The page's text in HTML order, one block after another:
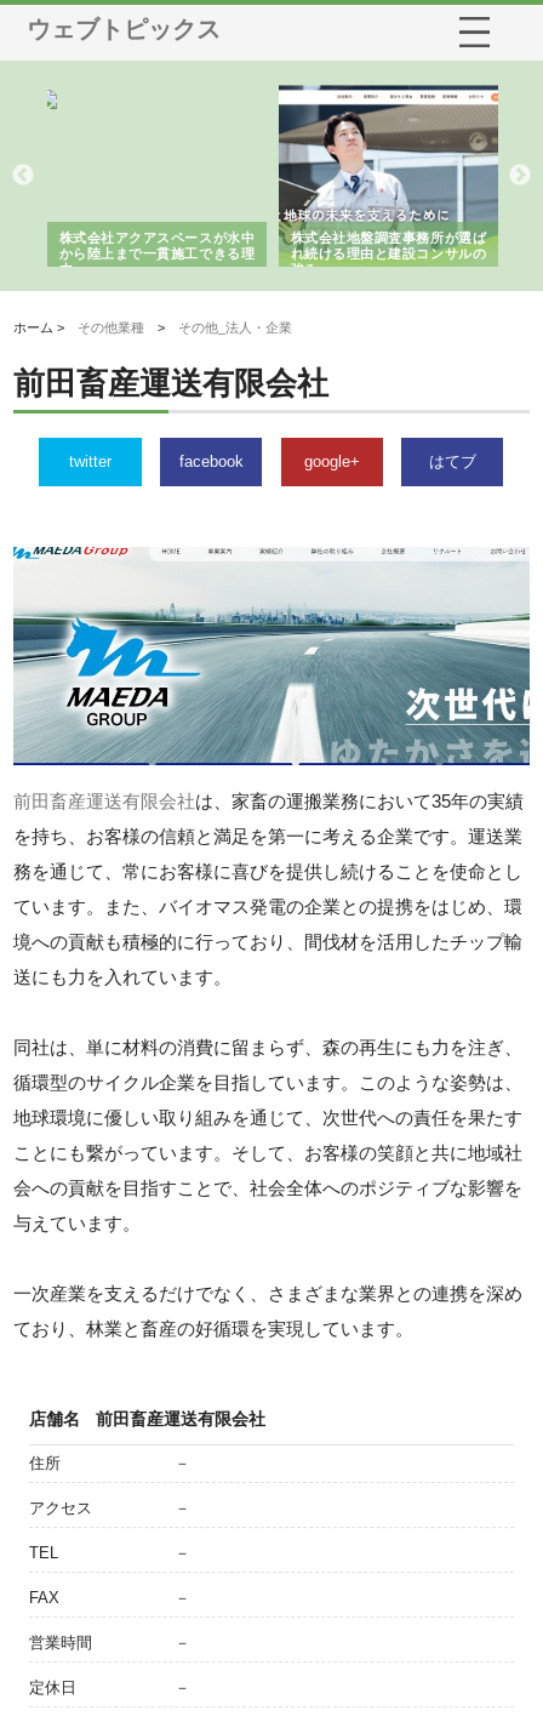
ウェブトピックス
株式会社アクアスペースが水中
から陸上まで一貫施工できる理
由
株式会社地盤調査事務所が選ば
れ続ける理由と建設コンサルの
強み
ホーム > その他業種 > その他_法人・企業
前田畜産運送有限会社
twitter facebook google+ はてブ
前田畜産運送有限会社は、家畜の運搬業務において35年の実績
を持ち、お客様の信頼と満足を第一に考える企業です。運送業
務を通じて、常にお客様に喜びを提供し続けることを使命とし
ています。また、バイオマス発電の企業との提携をはじめ、環
境への貢献も積極的に行っており、間伐材を活用したチップ輸
送にも力を入れています。
同社は、単に材料の消費に留まらず、森の再生にも力を注ぎ、
循環型のサイクル企業を目指しています。このような姿勢は、
地球環境に優しい取り組みを通じて、次世代への責任を果たす
ことにも繋がっています。そして、お客様の笑顔と共に地域社
会への貢献を目指すことで、社会全体へのポジティブな影響を
与えています。
一次産業を支えるだけでなく、さまざまな業界との連携を深め
ており、林業と畜産の好循環を実現しています。
店舗名 前田畜産運送有限会社
住所 －
アクセス －
TEL －
FAX －
営業時間 －
定休日 －